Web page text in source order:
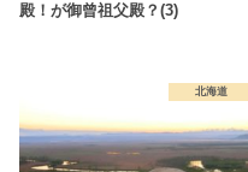
殿！が御曾祖父殿？(3)
北海道